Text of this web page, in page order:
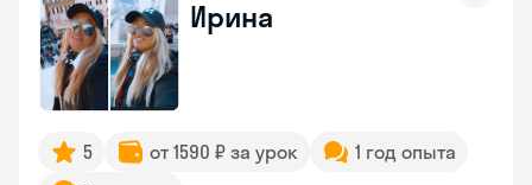
Ирина
5 от 1590 ₽ за урок
1 год опыта